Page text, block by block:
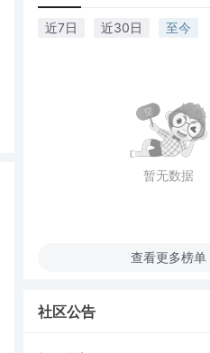
近7日 近30日 至今
暂无数据
查看更多榜单
社区公告